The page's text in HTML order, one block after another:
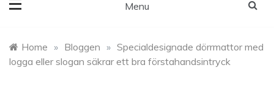
Menu
Home » Bloggen » Specialdesignade dörrmattor med
logga eller slogan säkrar ett bra förstahandsintryck